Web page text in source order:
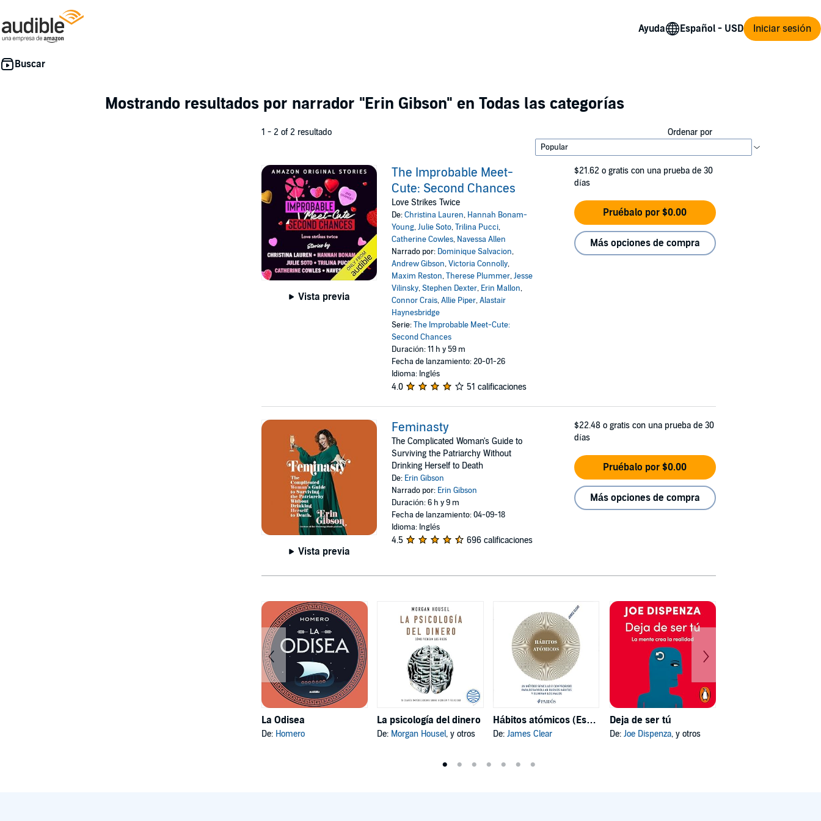
Ayuda Iniciar sesión
Mostrando resultados por narrador "Erin Gibson" en Todas las categorías
1 - 2 of 2 resultado Ordenar por
Vista previa
The Improbable Meet-
Cute: Second Chances
Love Strikes Twice
De:Christina Lauren, Hannah Bonam-
Young,Julie Soto,Trilina Pucci,
Catherine Cowles, Navessa Allen
Narrado por: Dominique Salvacion,
Andrew Gibson,Victoria Connolly,
Maxim Reston,Therese Plummer,Jesse
Vilinsky,Stephen Dexter, Erin Mallon,
Connor Crais,Allie Piper,Alastair
Haynesbridge
Serie:The Improbable Meet-Cute:
Second Chances
Duración: 11 h y 59 m
Fecha de lanzamiento: 20-01-26
Idioma: Inglés
4.0 51 calificaciones
$21.62 o gratis con una prueba de 30
días
Pruébalo por $0.00
Más opciones de compra
Vista previa
Feminasty
The Complicated Woman's Guide to
Surviving the Patriarchy Without
Drinking Herself to Death
De: Erin Gibson
Narrado por: Erin Gibson
Duración: 6 h y 9 m
Fecha de lanzamiento: 04-09-18
Idioma: Inglés
4.5 696 calificaciones
$22.48 o gratis con una prueba de 30
días
Pruébalo por $0.00
Más opciones de compra
La Odisea
De: Homero
La psicología del dinero
De: Morgan Housel, y otros
Hábitos atómicos (Español neutro)
De: James Clear
Deja de ser tú
De: Joe Dispenza, y otros